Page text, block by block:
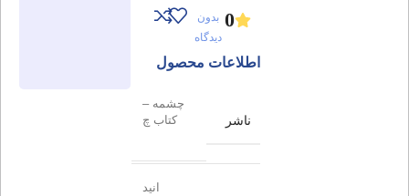
0 بدون
دیدگاه
اطلاعات محصول
ناشر
چشمه –
کتاب چ
انید